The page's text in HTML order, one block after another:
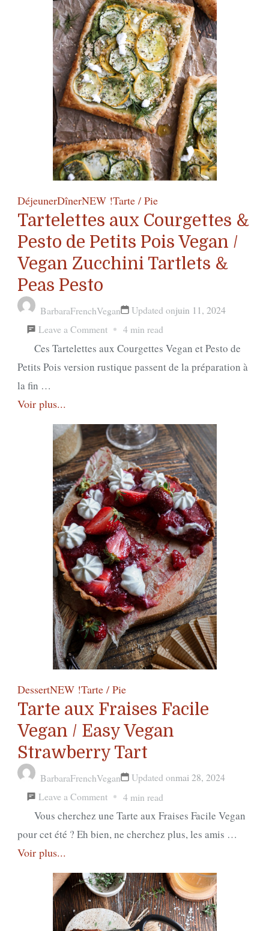
Vegan
Banoffee
Pie
DéjeunerDînerNEW !Tarte / Pie
Tartelettes aux Courgettes &
Pesto de Petits Pois Vegan /
Vegan Zucchini Tartlets &
Peas Pesto
BarbaraFrenchVegan Updated onjuin 11, 2024
Leave a Commenton
Tartelettes
aux
Pesto
de
Petits
Pois
Vegan
/
Vegan
Zucchini
Tartlets
&
Peas
Pesto
4 min read
Ces Tartelettes aux Courgettes Vegan et Pesto de
Petits Pois version rustique passent de la préparation à
la fin …
Voir plus...
DessertNEW !Tarte / Pie
Tarte aux Fraises Facile
Vegan / Easy Vegan
Strawberry Tart
BarbaraFrenchVegan Updated onmai 28, 2024
Leave a Commenton
Tarte
aux
Facile
Vegan
/
Easy
4 min read
Vous cherchez une Tarte aux Fraises Facile Vegan
pour cet été ? Eh bien, ne cherchez plus, les amis …
Voir plus...